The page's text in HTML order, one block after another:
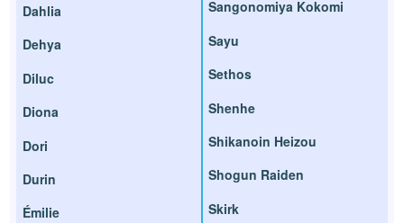
Dahlia
Dehya
Diluc
Diona
Dori
Durin
Émilie
Sangonomiya Kokomi
Sayu
Sethos
Shenhe
Shikanoin Heizou
Shogun Raiden
Skirk